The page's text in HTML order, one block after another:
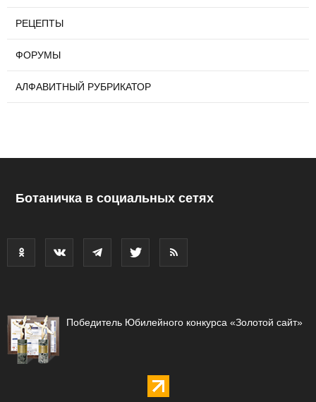
РЕЦЕПТЫ
ФОРУМЫ
АЛФАВИТНЫЙ РУБРИКАТОР
Ботаничка в социальных сетях
Победитель Юбилейного конкурса «Золотой сайт»